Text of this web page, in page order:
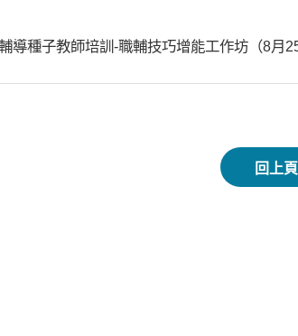
導種子教師培訓-職輔技巧增能工作坊（8月
回上頁